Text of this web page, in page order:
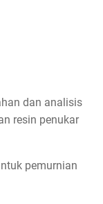
dan analisis
resin penukar
pemurnian